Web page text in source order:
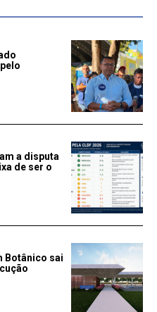
a disputa
de ser o
Botânico sai